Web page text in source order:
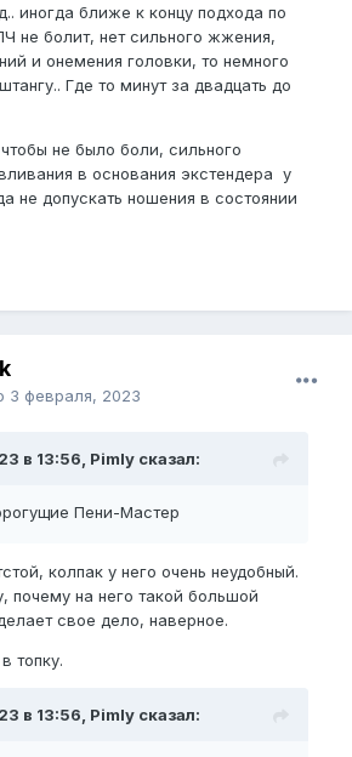
иногда ближе к концу подхода по
не болит, нет сильного жжения,
и онемения головки, то немного
Где то минут за двадцать до
не было боли, сильного
в основания экстендера у
не допускать ношения в состоянии
3 февраля, 2023
в 13:56, Pimly сказал:
Пени-Мастер
колпак у него очень неудобный.
почему на него такой большой
свое дело, наверное.
топку.
в 13:56, Pimly сказал: